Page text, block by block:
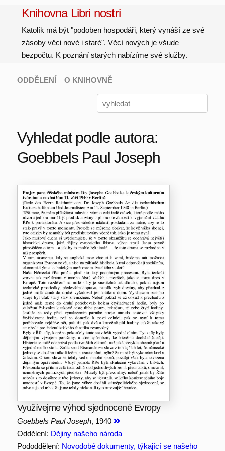
Knihovna Libri nostri
Katolík má být "podoben hospodáři, který vynáší ze své
zásoby věci nové i staré". Věcí nových je všude
bezpočtu. K poznání starých nabízíme své služby.
ODDĚLENÍ O KNIHOVNĚ
Vyhledat podle autora:
Goebbels Paul Joseph
Využívejme výhod sjednocené Evropy
Goebbels Paul Joseph, 1940
Oddělení: Dějiny našeho národa
Pododdělení: Novodobé dokumenty, týkající se našeho